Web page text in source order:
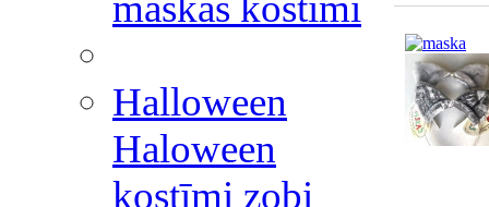
Halloween
Haloween
kostīmi zobi